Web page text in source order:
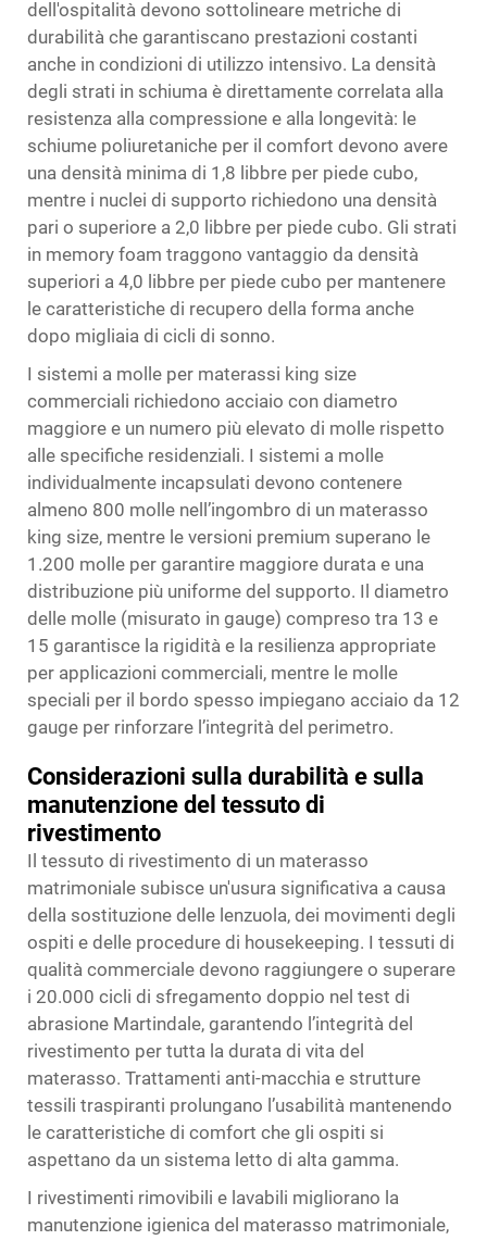
dell'ospitalità devono sottolineare metriche di
durabilità che garantiscano prestazioni costanti
anche in condizioni di utilizzo intensivo. La densità
degli strati in schiuma è direttamente correlata alla
resistenza alla compressione e alla longevità: le
schiume poliuretaniche per il comfort devono avere
una densità minima di 1,8 libbre per piede cubo,
mentre i nuclei di supporto richiedono una densità
pari o superiore a 2,0 libbre per piede cubo. Gli strati
in memory foam traggono vantaggio da densità
superiori a 4,0 libbre per piede cubo per mantenere
le caratteristiche di recupero della forma anche
dopo migliaia di cicli di sonno.
I sistemi a molle per materassi king size
commerciali richiedono acciaio con diametro
maggiore e un numero più elevato di molle rispetto
alle specifiche residenziali. I sistemi a molle
individualmente incapsulati devono contenere
almeno 800 molle nell’ingombro di un materasso
king size, mentre le versioni premium superano le
1.200 molle per garantire maggiore durata e una
distribuzione più uniforme del supporto. Il diametro
delle molle (misurato in gauge) compreso tra 13 e
15 garantisce la rigidità e la resilienza appropriate
per applicazioni commerciali, mentre le molle
speciali per il bordo spesso impiegano acciaio da 12
gauge per rinforzare l’integrità del perimetro.
Considerazioni sulla durabilità e sulla
manutenzione del tessuto di
rivestimento
Il tessuto di rivestimento di un materasso
matrimoniale subisce un'usura significativa a causa
della sostituzione delle lenzuola, dei movimenti degli
ospiti e delle procedure di housekeeping. I tessuti di
qualità commerciale devono raggiungere o superare
i 20.000 cicli di sfregamento doppio nel test di
abrasione Martindale, garantendo l’integrità del
rivestimento per tutta la durata di vita del
materasso. Trattamenti anti-macchia e strutture
tessili traspiranti prolungano l’usabilità mantenendo
le caratteristiche di comfort che gli ospiti si
aspettano da un sistema letto di alta gamma.
I rivestimenti rimovibili e lavabili migliorano la
manutenzione igienica del materasso matrimoniale,